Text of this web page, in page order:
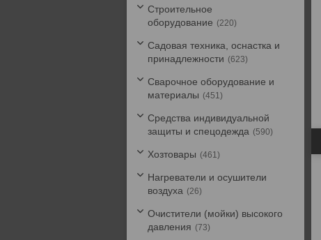
Строительное
оборудование
220
Садовая техника, оснастка и
принадлежности
623
Сварочное оборудование и
материалы
451
Средства индивидуальной
защиты и спецодежда
590
Хозтовары 461
Нагреватели и осушители
воздуха
26
Очистители (мойки) высокого
давления
73